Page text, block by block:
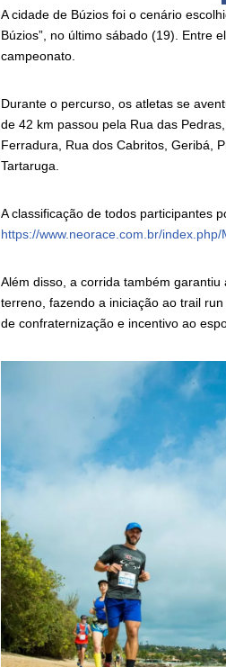
A cidade de Búzios foi o cenário
Búzios”, no último sábado (19). Entre
campeonato.
Durante o percurso, os atletas se
de 42 km passou pela Rua das
Ferradura, Rua dos Cabritos, Geribá,
Tartaruga.
A classificação de todos participantes
https://www.neorace.com.br/
Além disso, a corrida também
terreno, fazendo a iniciação ao trail
de confraternização e incentivo ao